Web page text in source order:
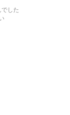
した